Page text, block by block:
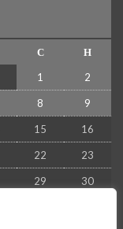
С
Н
1
2
8 9
15 16
22 23
29 30